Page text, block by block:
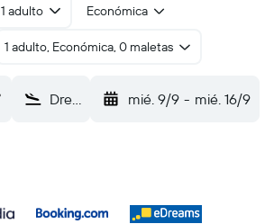
1 adulto Económica
1 adulto, Económica, 0 maletas
Dresde (DRS) mié. 9/9 - mié. 16/9